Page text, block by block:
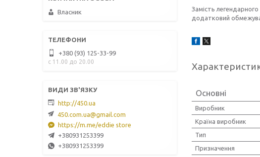
Замість
додатковий
Основні
Виробник
Країна виробник
Тип
Призначення
Власник
+380 (93) 125-33-99
с 11.00 до 20.00
http://450.ua
450.com.ua@gmail.com
https://m.me/eddie store
+380931253399
+380931253399